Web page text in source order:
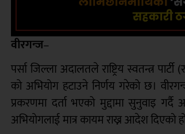
वीरगन्ज–
पर्सा जिल्ला अदालतले राष्ट्रिय स्वतन्त्र
को अभियोग हटाउने निर्णय गरेको छ।
प्रकरणमा दर्ता भएको मुद्दामा सुनुवाइ
अभियोगलाई मात्र कायम राख्न आदेश दिएको